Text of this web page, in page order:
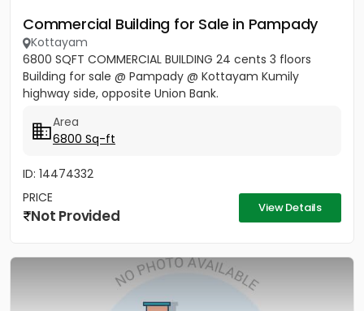
Commercial Building for Sale in Pampady
Kottayam
6800 SQFT COMMERCIAL BUILDING 24 cents 3 floors
Building for sale @ Pampady @ Kottayam Kumily
highway side, opposite Union Bank.
Area
6800 Sq-ft
ID: 14474332
PRICE
Not Provided View Details